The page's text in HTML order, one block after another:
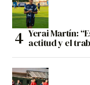
Yerai Martín:
actitud y el